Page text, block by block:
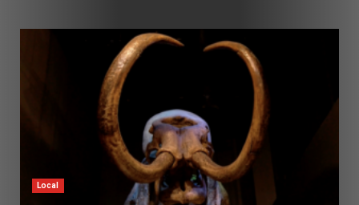
Local